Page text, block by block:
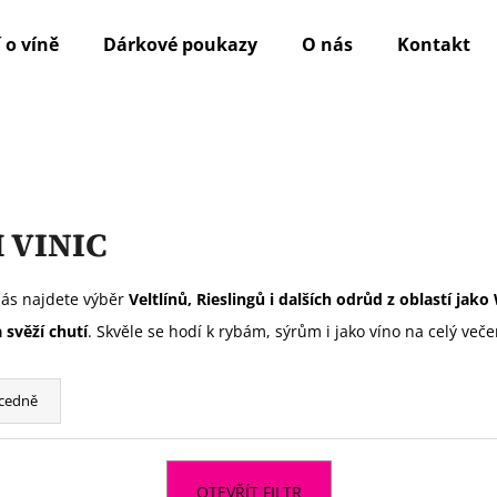
o víně Dárkové poukazy O nás Kontakt
VINIC
najdete výběr Veltlínů, Rieslingů i dalších odrůd z oblastí jako
svěží chutí. Skvěle se hodí k rybám, sýrům i jako víno na celý
OTEVŘÍT FILTR
Doporučujeme